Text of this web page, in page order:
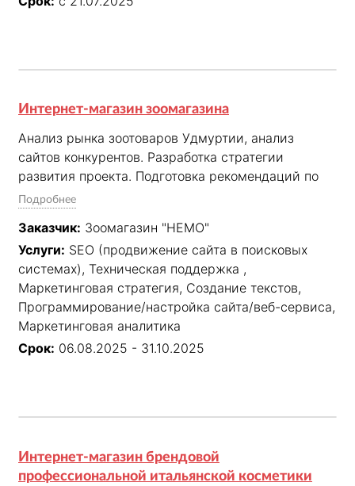
Интернет-магазин зоомагазина
Анализ рынка зоотоваров Удмуртии, анализ
сайтов конкурентов. Разработка стратегии
развития проекта. Подготовка рекомендаций по
доработке сайта. Поддержка доступности
доработка согласно рекомендаций выданных нами
и заявок Заказчика. Ежемесячное выполнение
мероприятий по поисковому продвижению сайта
и маркетинговой аналитике для достижения
согласованных KPI: нахождение сайта в ТОП-10 по
согласованным запросам и увеличение трафика
из поисковых систем.
Подробнее
Заказчик: Зоомагазин "НЕМО"
Услуги: SEO (продвижение сайта в поисковых
системах), Техническая поддержка ,
Маркетинговая стратегия, Создание текстов,
Программирование/настройка сайта/веб-сервиса,
Маркетинговая аналитика
Срок: 06.08.2025 - 31.10.2025
Интернет-магазин брендовой
профессиональной итальянской косметики